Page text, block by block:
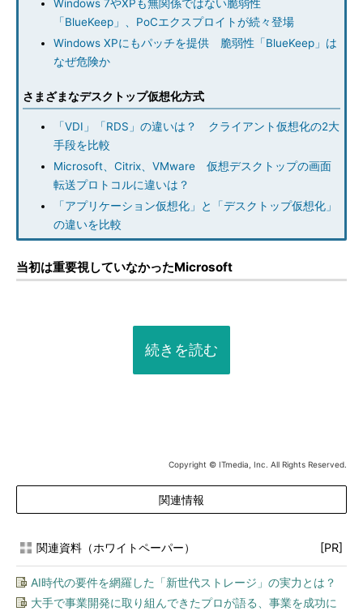
Windows 7やXPも無関係ではない脆弱性
「BlueKeep」、PoCエクスプロイトが続々登場
Windows XPにもパッチを提供 脆弱性「BlueKeep」は
なぜ危険か
さまざまなデスクトップ仮想化方式
「VDI」「RDS」の違いは？ クライアント仮想化の2大
手段を比較
Microsoft、Citrix、VMware 仮想デスクトップの画面
転送プロトコルに違いは？
「アプリケーション仮想化」と「デスクトップ仮想化」
の違いを比較
当初は重要視していなかったMicrosoft
続きを読む
Copyright © ITmedia, Inc. All Rights Reserved.
関連情報
関連資料（ホワイトペーパー） [PR]
AI時代の要件を網羅した「新世代ストレージ」の実力とは？
大手で事業開発に取り組んできたプロが語る、事業を成功に